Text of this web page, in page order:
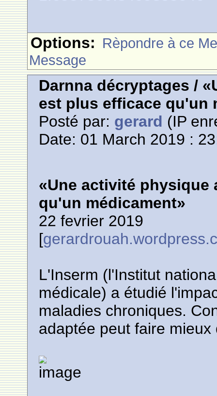
Options: Rèpondre à ce
Message
Darnna décryptages /
est plus efficace qu'un
Posté par: gerard (IP
Date: 01 March 2019 :
«Une activité physique
qu'un médicament»
22 fevrier 2019
[
L'Inserm (l'Institut
médicale) a étudié
maladies chroniques.
adaptée peut faire